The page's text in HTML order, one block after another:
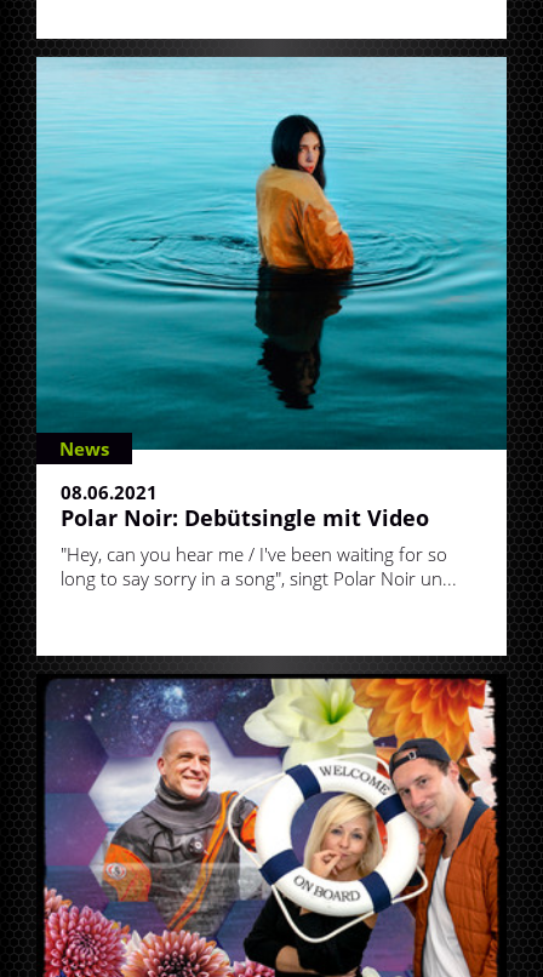
News
08.06.2021
Polar Noir: Debütsingle mit Video
"Hey, can you hear me / I've been waiting for so
long to say sorry in a song", singt Polar Noir un...